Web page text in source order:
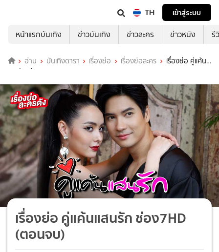
TH
เข้าสู่ระบบ
หน้าแรกบันเทิง
ข่าวบันเทิง ข่าวละคร ข่าวหนัง รี
อ่าน บันเทิงดารา เรื่องย่อ เรื่องย่อละคร
เรื่องย่อ คู่แค้น
แสนรัก ช่อง7HD (ตอนจบ)
เรื่องย่อ คู่แค้นแสนรัก ช่อง7HD
(ตอนจบ)